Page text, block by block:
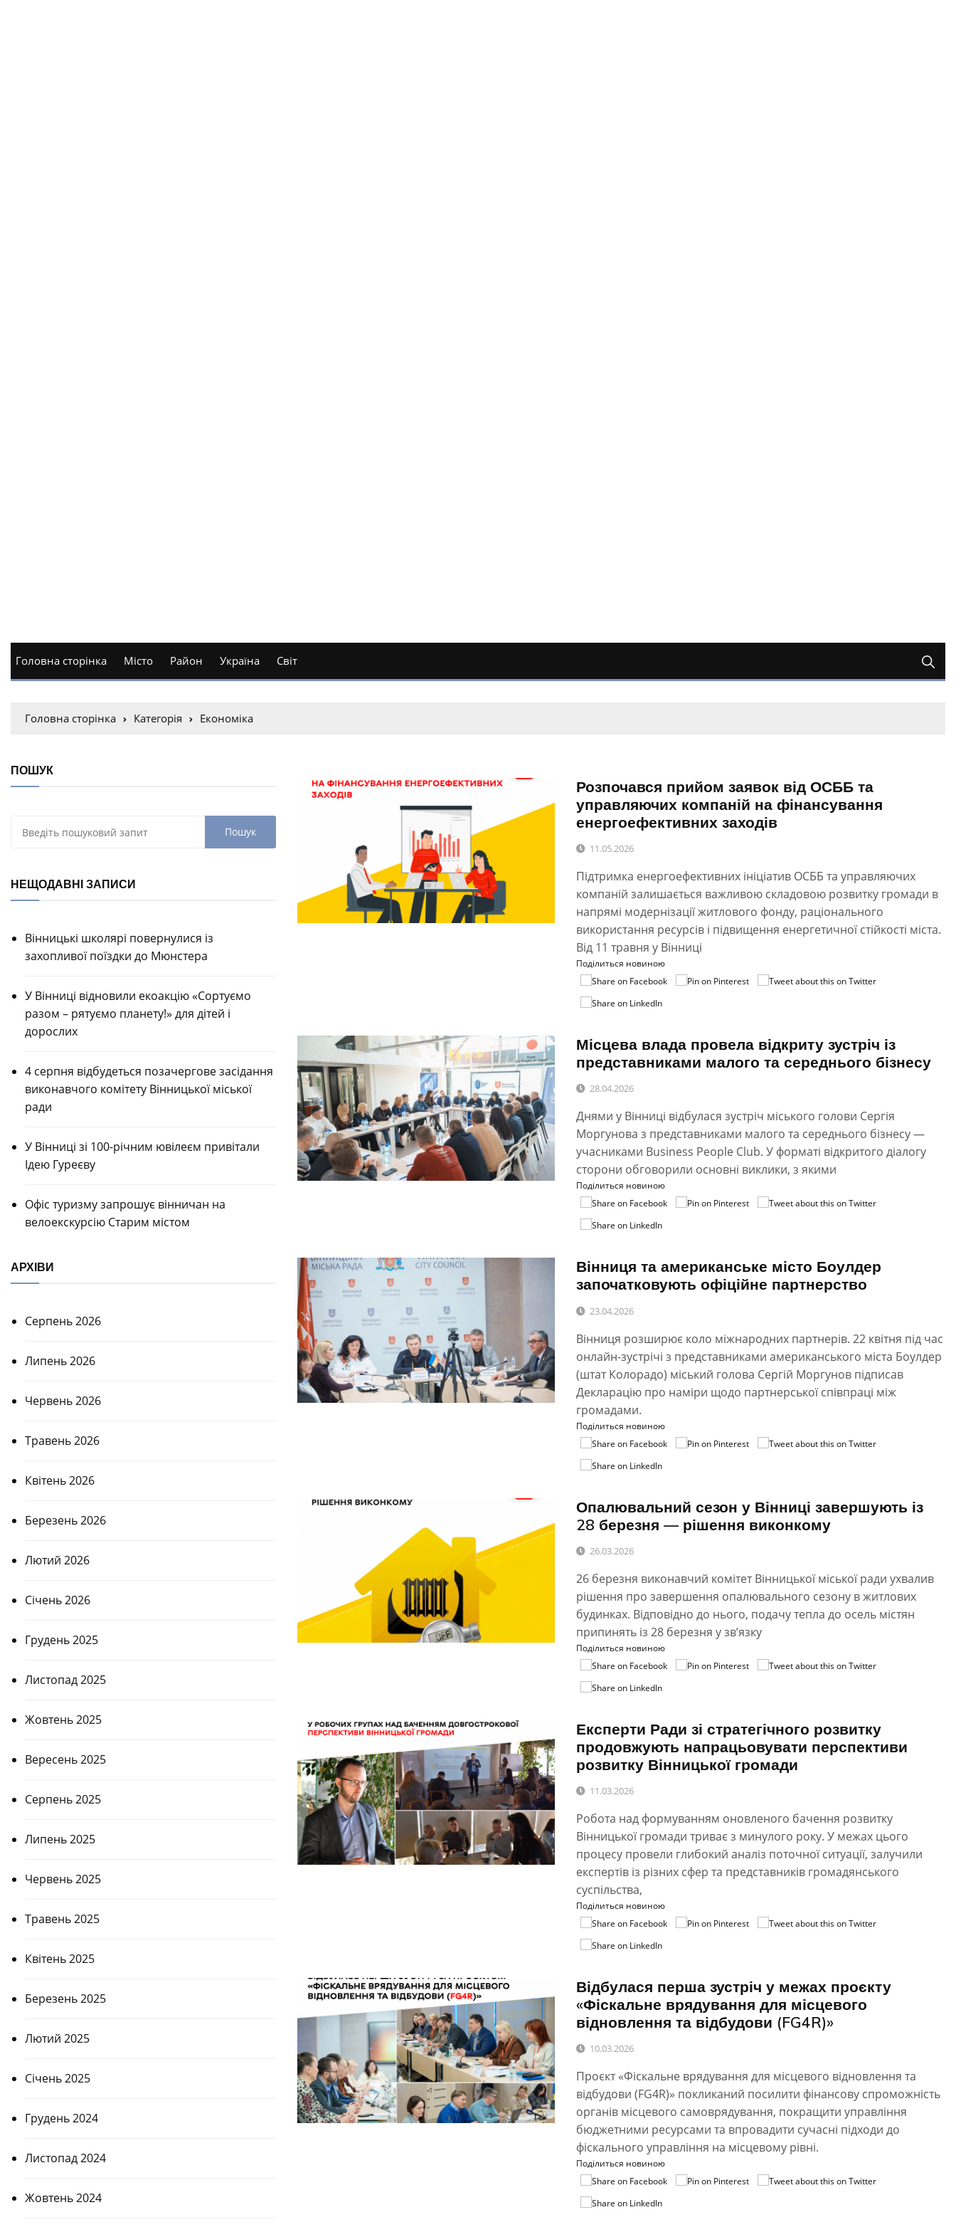
Головна сторінка Місто Район Україна Світ
Головна сторінка Категорія Економіка
ПОШУК
НЕЩОДАВНІ ЗАПИСИ
Вінницькі школярі повернулися із
захопливої поїздки до Мюнстера
У Вінниці відновили екоакцію «Сортуємо
разом – рятуємо планету!» для дітей і
дорослих
4 серпня відбудеться позачергове засідання
виконавчого комітету Вінницької міської
ради
У Вінниці зі 100-річним ювілеєм привітали
Ідею Гуреєву
Офіс туризму запрошує вінничан на
велоекскурсію Старим містом
АРХІВИ
Серпень 2026
Липень 2026
Червень 2026
Травень 2026
Квітень 2026
Березень 2026
Лютий 2026
Січень 2026
Грудень 2025
Листопад 2025
Жовтень 2025
Вересень 2025
Серпень 2025
Липень 2025
Червень 2025
Травень 2025
Квітень 2025
Березень 2025
Лютий 2025
Січень 2025
Грудень 2024
Листопад 2024
Жовтень 2024
Розпочався прийом заявок від ОСББ та
управляючих компаній на фінансування
енергоефективних заходів
11.05.2026
Підтримка енергоефективних ініціатив ОСББ та управляючих
компаній залишається важливою складовою розвитку громади в
напрямі модернізації житлового фонду, раціонального
використання ресурсів і підвищення енергетичної стійкості міста.
Від 11 травня у Вінниці
Поділиться новиною
Місцева влада провела відкриту зустріч із
представниками малого та середнього бізнесу
28.04.2026
Днями у Вінниці відбулася зустріч міського голови Сергія
Моргунова з представниками малого та середнього бізнесу —
учасниками Business People Club. У форматі відкритого діалогу
сторони обговорили основні виклики, з якими
Поділиться новиною
Вінниця та американське місто Боулдер
започатковують офіційне партнерство
23.04.2026
Вінниця розширює коло міжнародних партнерів. 22 квітня під час
онлайн-зустрічі з представниками американського міста Боулдер
(штат Колорадо) міський голова Сергій Моргунов підписав
Декларацію про наміри щодо партнерської співпраці між
громадами.
Поділиться новиною
Опалювальний сезон у Вінниці завершують із
28 березня — рішення виконкому
26.03.2026
26 березня виконавчий комітет Вінницької міської ради ухвалив
рішення про завершення опалювального сезону в житлових
будинках. Відповідно до нього, подачу тепла до осель містян
припинять із 28 березня у зв’язку
Поділиться новиною
Експерти Ради зі стратегічного розвитку
продовжують напрацьовувати перспективи
розвитку Вінницької громади
11.03.2026
Робота над формуванням оновленого бачення розвитку
Вінницької громади триває з минулого року. У межах цього
процесу провели глибокий аналіз поточної ситуації, залучили
експертів із різних сфер та представників громадянського
суспільства,
Поділиться новиною
Відбулася перша зустріч у межах проєкту
«Фіскальне врядування для місцевого
відновлення та відбудови (FG4R)»
10.03.2026
Проєкт «Фіскальне врядування для місцевого відновлення та
відбудови (FG4R)» покликаний посилити фінансову спроможність
органів місцевого самоврядування, покращити управління
бюджетними ресурсами та впровадити сучасні підходи до
фіскального управління на місцевому рівні.
Поділиться новиною